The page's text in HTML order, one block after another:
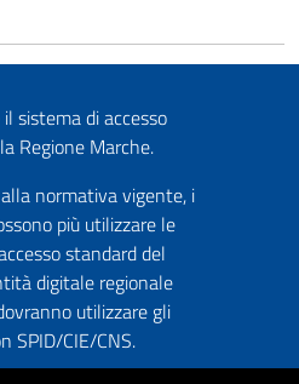
il sistema di accesso
Regione Marche.
normativa vigente, i
più utilizzare le
standard del
digitale regionale
utilizzare gli
SPID/CIE/CNS.